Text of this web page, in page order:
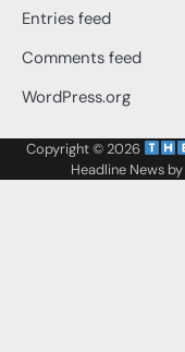
Entries feed
Comments feed
WordPress.org
Copyright © 2026
Headline News by